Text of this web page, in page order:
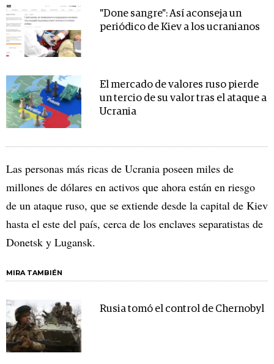
"Done sangre": Así aconseja un
periódico de Kiev a los ucranianos
El mercado de valores ruso pierde
un tercio de su valor tras el ataque a
Ucrania
Las personas más ricas de Ucrania poseen miles de
millones de dólares en activos que ahora están en riesgo
de un ataque ruso, que se extiende desde la capital de Kiev
hasta el este del país, cerca de los enclaves separatistas de
Donetsk y Lugansk.
MIRA TAMBIÉN
Rusia tomó el control de Chernobyl